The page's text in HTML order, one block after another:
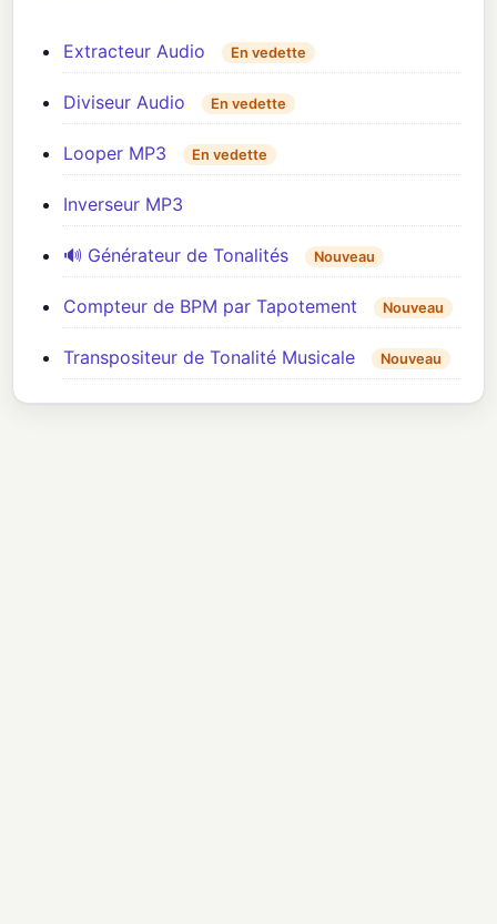
Extracteur Audio En vedette
Diviseur Audio En vedette
Looper MP3 En vedette
Inverseur MP3
🔊 Générateur de Tonalités Nouveau
Compteur de BPM par Tapotement Nouveau
Transpositeur de Tonalité Musicale Nouveau